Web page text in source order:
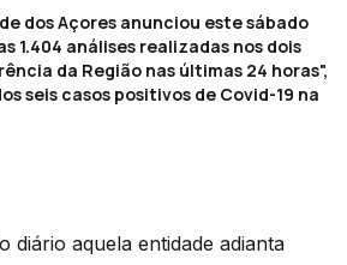
dos Açores anunciou este sábado
1.404 análises realizadas nos dois
da Região nas últimas 24 horas",
seis casos positivos de Covid-19 na
diário aquela entidade adianta